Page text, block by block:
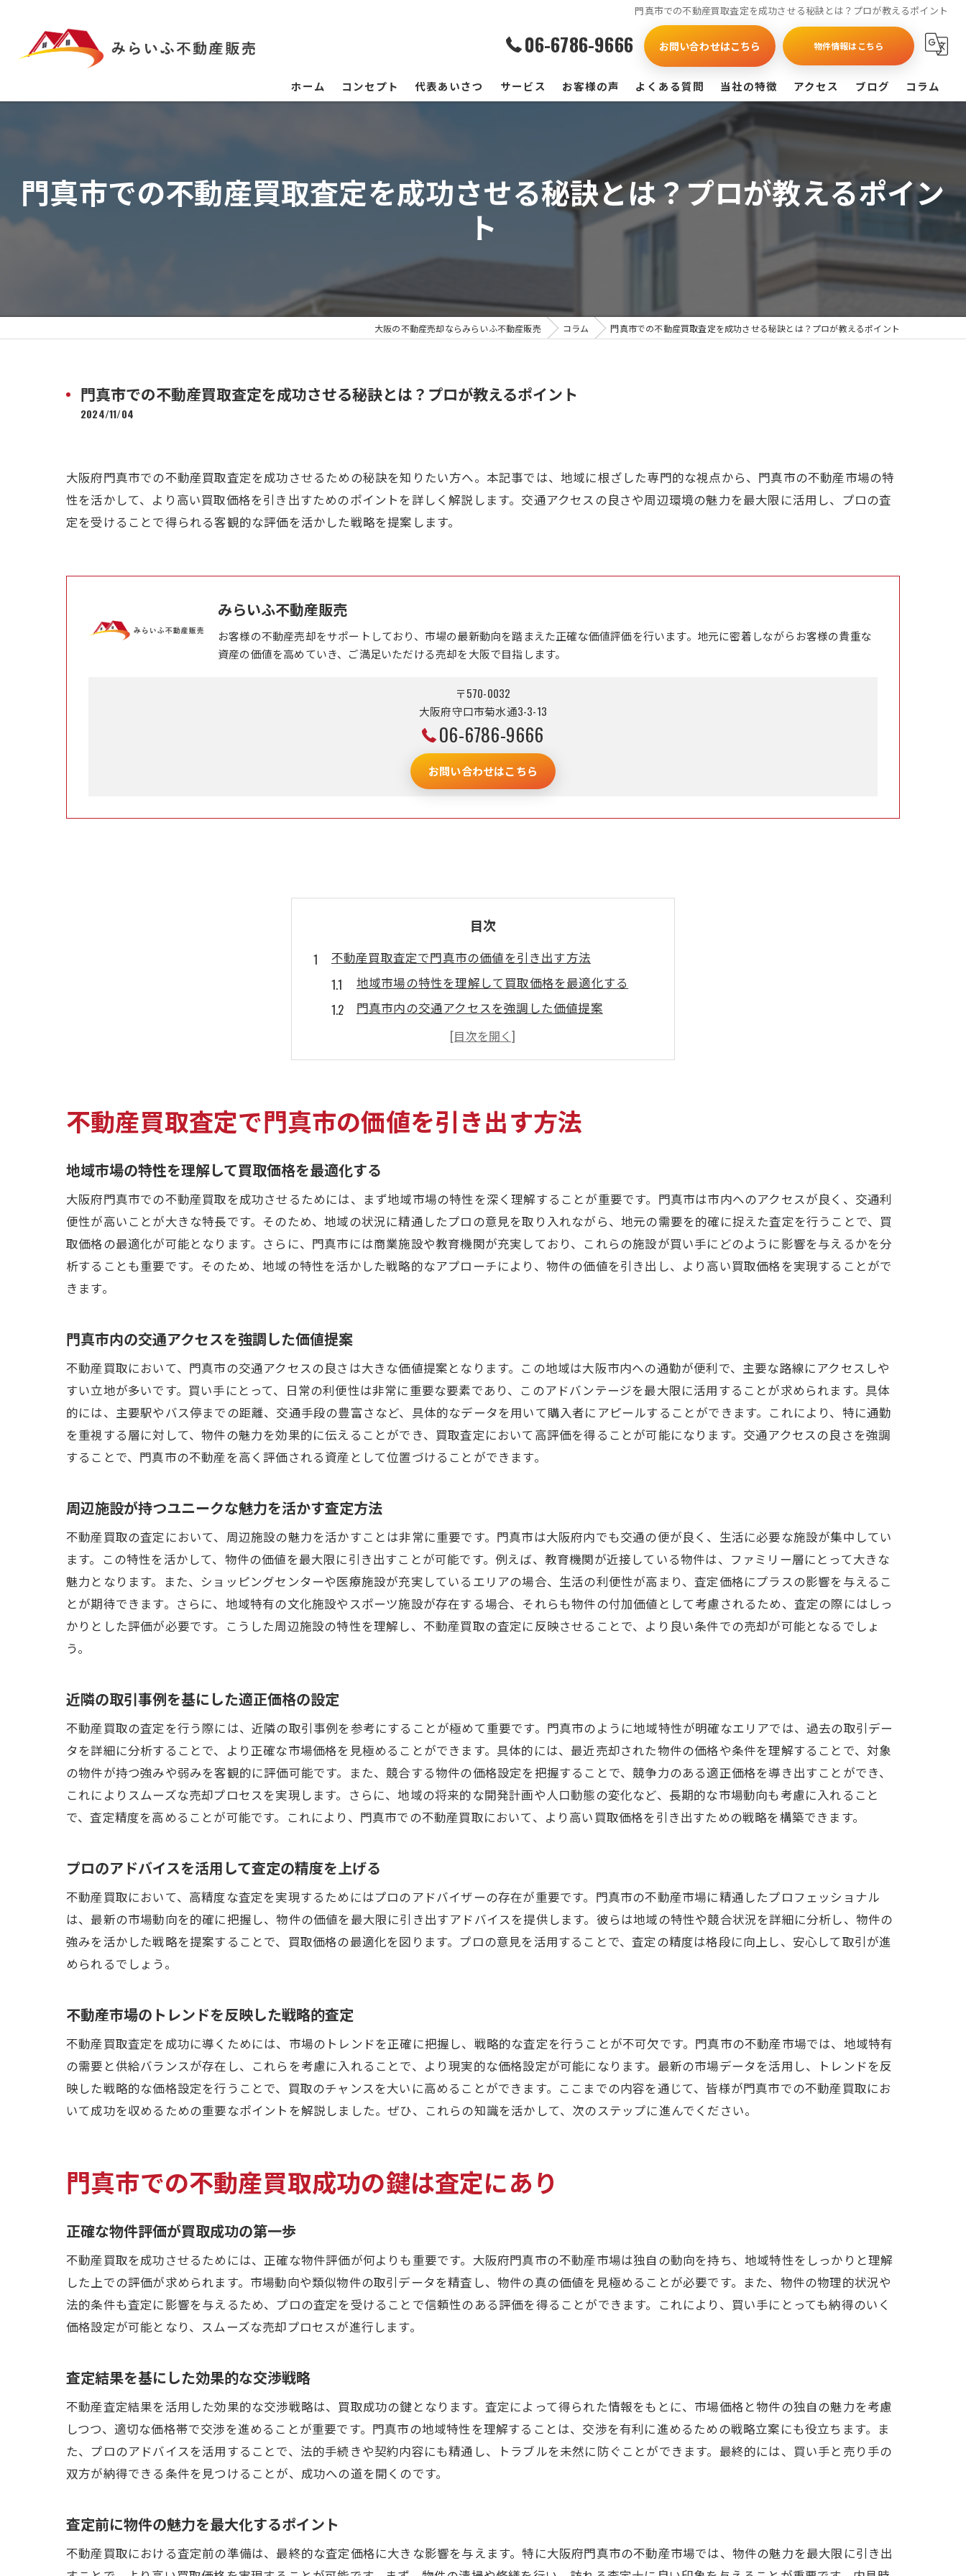
門真市での不動産買取査定を成功させる秘訣とは？プロが教えるポイント
06-6786-9666 お問い合わせはこちら 物件情報はこちら
ホーム コンセプト 代表あいさつ サービス お客様の声 よくある質問 当社の特徴
買取
戸建て
マンション
アクセス ブログ コラム
門真市での不動産買取査定を成功させる秘訣とは？プロが教えるポイン
ト
大阪の不動産売却ならみらいふ不動産販売 コラム 門真市での不動産買取査定を成功させる秘訣とは？プロが教えるポイント
門真市での不動産買取査定を成功させる秘訣とは？プロが教えるポイント
2024/11/04
大阪府門真市での不動産買取査定を成功させるための秘訣を知りたい方へ。本記事では、地域に根ざした専門的な視点から、門真市の不動産市場の特
性を活かして、より高い買取価格を引き出すためのポイントを詳しく解説します。交通アクセスの良さや周辺環境の魅力を最大限に活用し、プロの査
定を受けることで得られる客観的な評価を活かした戦略を提案します。
みらいふ不動産販売
お客様の不動産売却をサポートしており、市場の最新動向を踏まえた正確な価値評価を行います。地元に密着しながらお客様の貴重な
資産の価値を高めていき、ご満足いただける売却を大阪で目指します。
〒570-0032
大阪府守口市菊水通3-3-13
06-6786-9666
お問い合わせはこちら
目次
不動産買取査定で門真市の価値を引き出す方法
地域市場の特性を理解して買取価格を最適化する
門真市内の交通アクセスを強調した価値提案
周辺施設が持つユニークな魅力を活かす査定方法
近隣の取引事例を基にした適正価格の設定
不動産市場のトレンドを反映した戦略的査定
門真市での不動産買取成功の鍵は査定にあり
査定結果を基にした効果的な交渉戦略
査定前に物件の魅力を最大化するポイント
門真市特有の市場条件を把握する重要性
不動産買取における査定の役割を再評価
公共交通機関の利便性を強調する方法
通勤利便性を訴求した査定のポイント
徒歩圏内の施設とアクセスの相乗効果
交通の要所に位置する物件の価値評価
アクセスの良さがもたらす投資価値の優位性
市場の動向を見極めた査定基準の設定
門真市内の不動産評価基準を理解する
プロの視点から見る価値ある物件の特徴
査定における重要なチェックポイント
物件のポテンシャルを引き出す査定方法
専門家の知識を活用した精度の高い評価
市場ニーズを捉えた効果的な査定戦略
地域の傾向を踏まえた価格交渉のポイント
不動産市場の変動を利用した査定手法
特性を活かした査定プロセスの効率化
高評価を得るための物件プレゼンテーション
査定を活用した価格交渉の具体的方法
高額買取を目指すための市場調査の重要性
査定結果を基にした改良点の提案
客観的な評価で勝つ！門真市不動産買取査定の極意
客観的なデータを基にした評価のメリット
プロの査定を信頼する理由とその利点
査定結果に基づいた合理的な価格設定
市場の視点から見た物件の強みと弱み
査定で決まる！門真市の不動産買取を成功に導くポイント
不動産買取の成否を左右する要因の理解
客観的な査定結果を活かした交渉術
査定過程での重要なプロセスの把握
不動産買取査定で門真市の価値を引き出す方法
地域市場の特性を理解して買取価格を最適化する
大阪府門真市での不動産買取を成功させるためには、まず地域市場の特性を深く理解することが重要です。門真市は市内へのアクセスが良く、交通利
便性が高いことが大きな特長です。そのため、地域の状況に精通したプロの意見を取り入れながら、地元の需要を的確に捉えた査定を行うことで、買
取価格の最適化が可能となります。さらに、門真市には商業施設や教育機関が充実しており、これらの施設が買い手にどのように影響を与えるかを分
析することも重要です。そのため、地域の特性を活かした戦略的なアプローチにより、物件の価値を引き出し、より高い買取価格を実現することがで
きます。
門真市内の交通アクセスを強調した価値提案
不動産買取において、門真市の交通アクセスの良さは大きな価値提案となります。この地域は大阪市内への通勤が便利で、主要な路線にアクセスしや
すい立地が多いです。買い手にとって、日常の利便性は非常に重要な要素であり、このアドバンテージを最大限に活用することが求められます。具体
的には、主要駅やバス停までの距離、交通手段の豊富さなど、具体的なデータを用いて購入者にアピールすることができます。これにより、特に通勤
を重視する層に対して、物件の魅力を効果的に伝えることができ、買取査定において高評価を得ることが可能になります。交通アクセスの良さを強調
することで、門真市の不動産を高く評価される資産として位置づけることができます。
周辺施設が持つユニークな魅力を活かす査定方法
不動産買取の査定において、周辺施設の魅力を活かすことは非常に重要です。門真市は大阪府内でも交通の便が良く、生活に必要な施設が集中してい
ます。この特性を活かして、物件の価値を最大限に引き出すことが可能です。例えば、教育機関が近接している物件は、ファミリー層にとって大きな
魅力となります。また、ショッピングセンターや医療施設が充実しているエリアの場合、生活の利便性が高まり、査定価格にプラスの影響を与えるこ
とが期待できます。さらに、地域特有の文化施設やスポーツ施設が存在する場合、それらも物件の付加価値として考慮されるため、査定の際にはしっ
かりとした評価が必要です。こうした周辺施設の特性を理解し、不動産買取の査定に反映させることで、より良い条件での売却が可能となるでしょ
う。
近隣の取引事例を基にした適正価格の設定
不動産買取の査定を行う際には、近隣の取引事例を参考にすることが極めて重要です。門真市のように地域特性が明確なエリアでは、過去の取引デー
タを詳細に分析することで、より正確な市場価格を見極めることができます。具体的には、最近売却された物件の価格や条件を理解することで、対象
の物件が持つ強みや弱みを客観的に評価可能です。また、競合する物件の価格設定を把握することで、競争力のある適正価格を導き出すことができ、
これによりスムーズな売却プロセスを実現します。さらに、地域の将来的な開発計画や人口動態の変化など、長期的な市場動向も考慮に入れること
で、査定精度を高めることが可能です。これにより、門真市での不動産買取において、より高い買取価格を引き出すための戦略を構築できます。
プロのアドバイスを活用して査定の精度を上げる
不動産買取において、高精度な査定を実現するためにはプロのアドバイザーの存在が重要です。門真市の不動産市場に精通したプロフェッショナル
は、最新の市場動向を的確に把握し、物件の価値を最大限に引き出すアドバイスを提供します。彼らは地域の特性や競合状況を詳細に分析し、物件の
強みを活かした戦略を提案することで、買取価格の最適化を図ります。プロの意見を活用することで、査定の精度は格段に向上し、安心して取引が進
められるでしょう。
不動産市場のトレンドを反映した戦略的査定
不動産買取査定を成功に導くためには、市場のトレンドを正確に把握し、戦略的な査定を行うことが不可欠です。門真市の不動産市場では、地域特有
の需要と供給バランスが存在し、これらを考慮に入れることで、より現実的な価格設定が可能になります。最新の市場データを活用し、トレンドを反
映した戦略的な価格設定を行うことで、買取のチャンスを大いに高めることができます。ここまでの内容を通じて、皆様が門真市での不動産買取にお
いて成功を収めるための重要なポイントを解説しました。ぜひ、これらの知識を活かして、次のステップに進んでください。
門真市での不動産買取成功の鍵は査定にあり
正確な物件評価が買取成功の第一歩
不動産買取を成功させるためには、正確な物件評価が何よりも重要です。大阪府門真市の不動産市場は独自の動向を持ち、地域特性をしっかりと理解
した上での評価が求められます。市場動向や類似物件の取引データを精査し、物件の真の価値を見極めることが必要です。また、物件の物理的状況や
法的条件も査定に影響を与えるため、プロの査定を受けることで信頼性のある評価を得ることができます。これにより、買い手にとっても納得のいく
価格設定が可能となり、スムーズな売却プロセスが進行します。
査定結果を基にした効果的な交渉戦略
不動産査定結果を活用した効果的な交渉戦略は、買取成功の鍵となります。査定によって得られた情報をもとに、市場価格と物件の独自の魅力を考慮
しつつ、適切な価格帯で交渉を進めることが重要です。門真市の地域特性を理解することは、交渉を有利に進めるための戦略立案にも役立ちます。ま
た、プロのアドバイスを活用することで、法的手続きや契約内容にも精通し、トラブルを未然に防ぐことができます。最終的には、買い手と売り手の
双方が納得できる条件を見つけることが、成功への道を開くのです。
査定前に物件の魅力を最大化するポイント
不動産買取における査定前の準備は、最終的な査定価格に大きな影響を与えます。特に大阪府門真市の不動産市場では、物件の魅力を最大限に引き出